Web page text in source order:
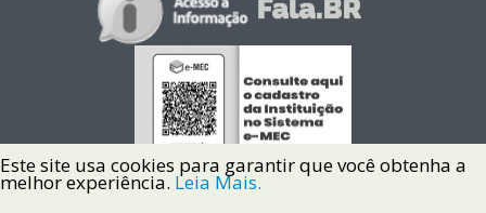
Este site usa cookies para garantir que você obtenha a
melhor experiência. Leia Mais.